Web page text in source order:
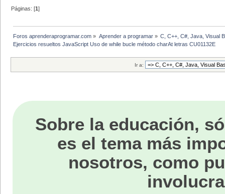
Páginas: [1]
Foros aprenderaprogramar.com » Aprender a programar» C, C++, C#, Java, Visual
Ejercicios resueltos JavaScript Uso de while bucle método charAt letras CU01132E
Ir a:
Sobre la educación,
es el tema más
nosotros, como